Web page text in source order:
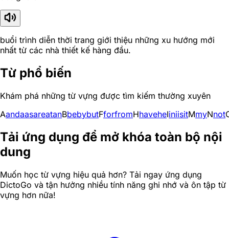
buổi trình diễn thời trang giới thiệu những xu hướng mới
nhất từ các nhà thiết kế hàng đầu.
Từ phổ biến
Khám phá những từ vựng được tìm kiếm thường xuyên
AandaasareatanBbebybutFforfromHhaveheIiniisitMmyNnot
Tải ứng dụng để mở khóa toàn bộ nội
dung
Muốn học từ vựng hiệu quả hơn? Tải ngay ứng dụng
DictoGo và tận hưởng nhiều tính năng ghi nhớ và ôn tập từ
vựng hơn nữa!